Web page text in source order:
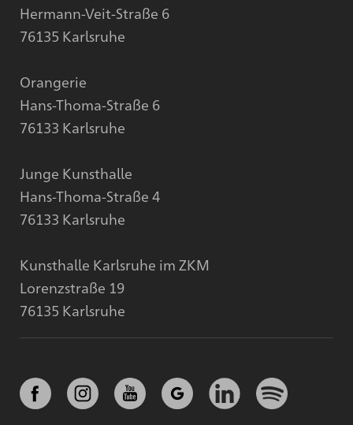
Hermann-Veit-Straße 6
76135 Karlsruhe
Orangerie
Hans-Thoma-Straße 6
76133 Karlsruhe
Junge Kunsthalle
Hans-Thoma-Straße 4
76133 Karlsruhe
Kunsthalle Karlsruhe im ZKM
Lorenzstraße 19
76135 Karlsruhe